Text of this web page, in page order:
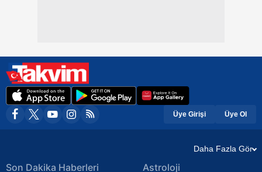
Üye Girişi Üye Ol
Daha Fazla Gör
Son Dakika Haberleri Astroloji